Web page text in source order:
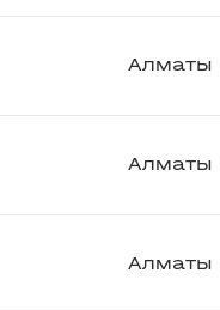
Алматы
Алматы
Алматы